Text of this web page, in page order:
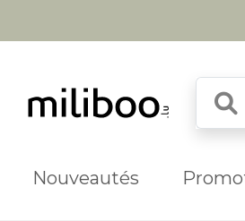
Nouveautés